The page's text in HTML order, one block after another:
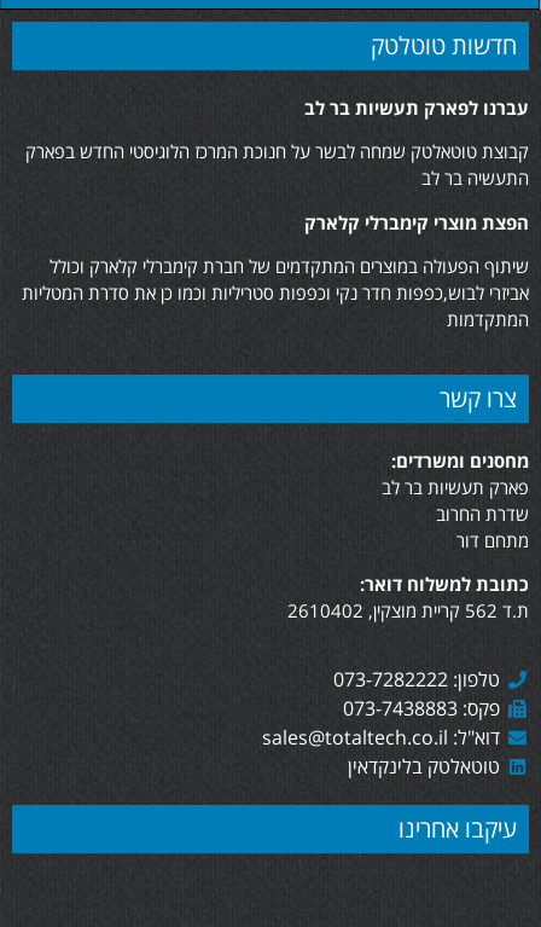
חדשות טוטלטק
עברנו לפארק תעשיות בר לב
קבוצת טוטאלטק שמחה לבשר על חנוכת המרכז הלוגיסטי החדש בפארק
התעשיה בר לב
הפצת מוצרי קימברלי קלארק
שיתוף הפעולה במוצרים המתקדמים של חברת קימברלי קלארק וכולל
אביזרי לבוש,כפפות חדר נקי וכפפות סטריליות וכמו כן את סדרת המטליות
המתקדמות
צרו קשר
מחסנים ומשרדים:
פארק תעשיות בר לב
שדרת החרוב
מתחם דור
כתובת למשלוח דואר:
ת.ד 562 קריית מוצקין, 2610402
טלפון: 073-7282222
פקס: 073-7438883
דוא"ל: sales@totaltech.co.il
טוטאלטק בלינקדאין
עיקבו אחרינו